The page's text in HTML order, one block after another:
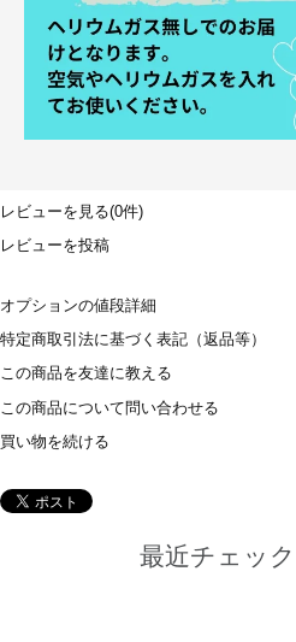
レビューを見る(0件)
レビューを投稿
オプションの値段詳細
特定商取引法に基づく表記（返品等）
この商品を友達に教える
この商品について問い合わせる
買い物を続ける
最近チェッ